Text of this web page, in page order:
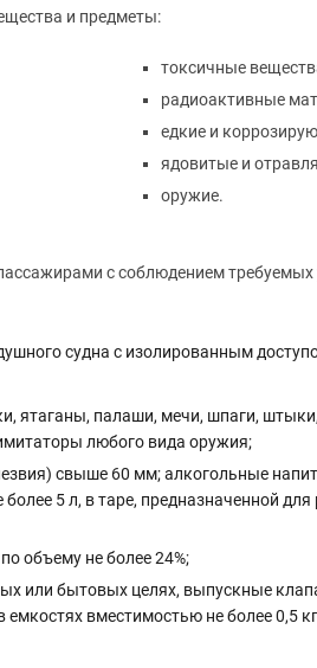
и предметы:
токсичные
радиоактивные
едкие и
ядовитые и
оружие.
с соблюдением
судна с изолированным
ятаганы, палаши, мечи, шпаги,
любого вида оружия;
свыше 60 мм; алкогольные
5 л, в таре, предназначенной для
объему не более 24%;
или бытовых целях, выпускные
вместимостью не более 0,5